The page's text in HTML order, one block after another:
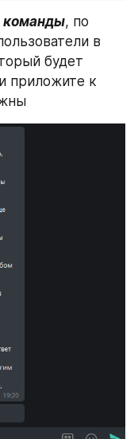
команды, по
в
будет
приложите к